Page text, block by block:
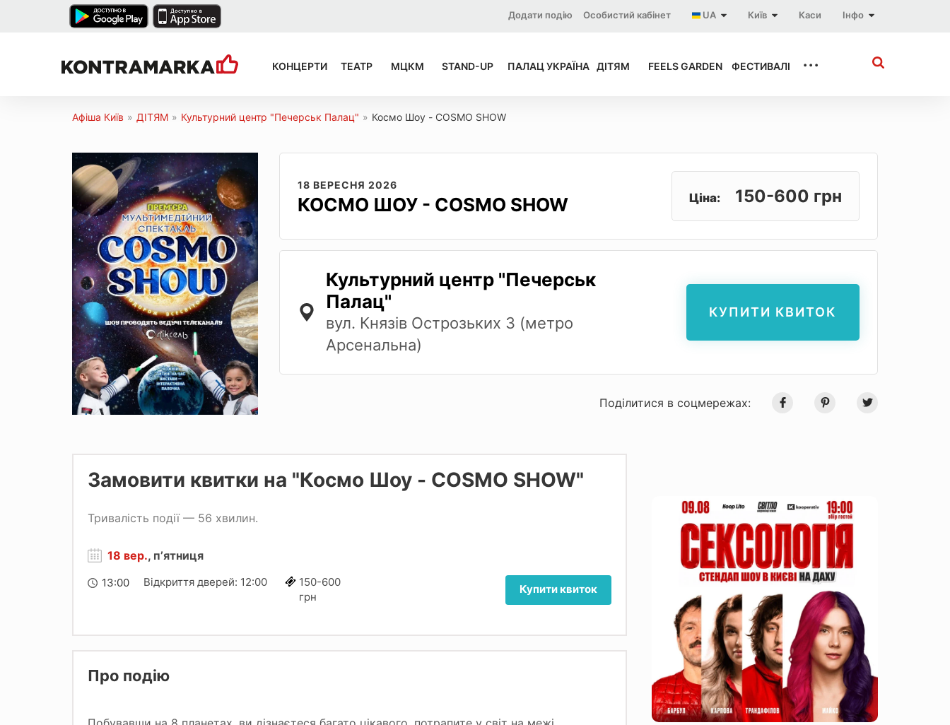
Інфо
Каси
Київ
UA
Особистий кабінет
Додати подію
КОНЦЕРТИ ТЕАТР МЦКМ STAND-UP ПАЛАЦ УКРАЇНА ДІТЯМ FEELS GARDEN ФЕСТИВАЛІ ...
Афіша Київ » ДІТЯМ » Культурний центр "Печерськ Палац" » Космо Шоу - COSMO SHOW
18 ВЕРЕСНЯ 2026
КОСМО ШОУ - COSMO SHOW Ціна: 150-600 грн
Культурний центр "Печерськ
Палац"
вул. Князів Острозьких 3 (метро
Арсенальна)
КУПИТИ КВИТОК
Поділитися в соцмережах:
Замовити квитки на "Космо Шоу - COSMO SHOW"
Тривалість події — 56 хвилин.
18 вер., пʼятниця
13:00 Відкриття дверей: 12:00
150-600
грн
Купити квиток
Про подію